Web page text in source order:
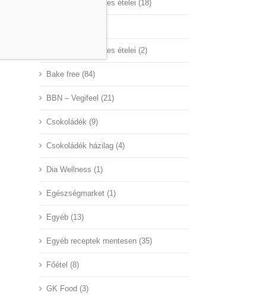
A Nagyvilág mentes ételei (18)
Az ünnepek mentes ételei (2)
Bake free (84)
BBN – Vegifeel (21)
Csokoládék (9)
Csokoládék házilag (4)
Dia Wellness (1)
Egészségmarket (1)
Egyéb (13)
Egyéb receptek mentesen (35)
Főétel (8)
GK Food (3)